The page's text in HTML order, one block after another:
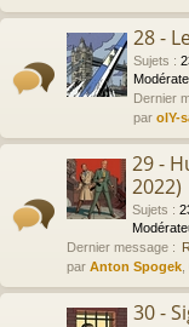
28 -
Sujets :
Dernier
par olY-
29 -
2022)
Sujets :
Dernier message :
par Anton Spogek
30 -